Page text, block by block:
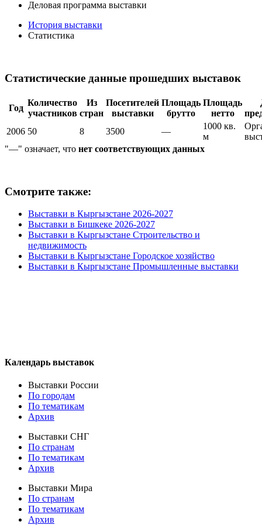
Деловая программа выставки
История выставки
Статистика
Статистические данные прошедших выставок
Год
Количество
участников
Из
стран
Посетителей
выставки
Площадь
брутто
Площадь
нетто
2006 50 8 3500 —
1000 кв.
м
"—" означает, что нет соответствующих данных
Смотрите также:
Выставки в Кыргызстане 2026-2027
Выставки в Бишкеке 2026-2027
Выставки в Кыргызстане Строительство и
недвижимость
Выставки в Кыргызстане Городское хозяйство
Выставки в Кыргызстане Промышленные выставки
Календарь выставок
Выставки России
По городам
По тематикам
Архив
Выставки СНГ
По странам
По тематикам
Архив
Выставки Мира
По странам
По тематикам
Архив